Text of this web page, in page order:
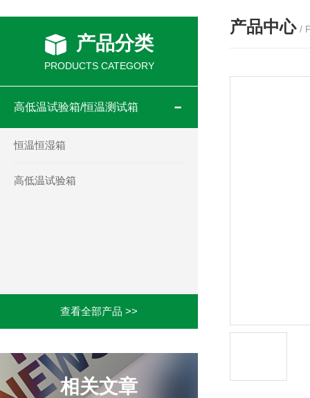
产品分类
PRODUCTS CATEGORY
高低温试验箱/恒温测试箱
恒温恒湿箱
高低温试验箱
查看全部产品 >>
相关文章
产品中心 /